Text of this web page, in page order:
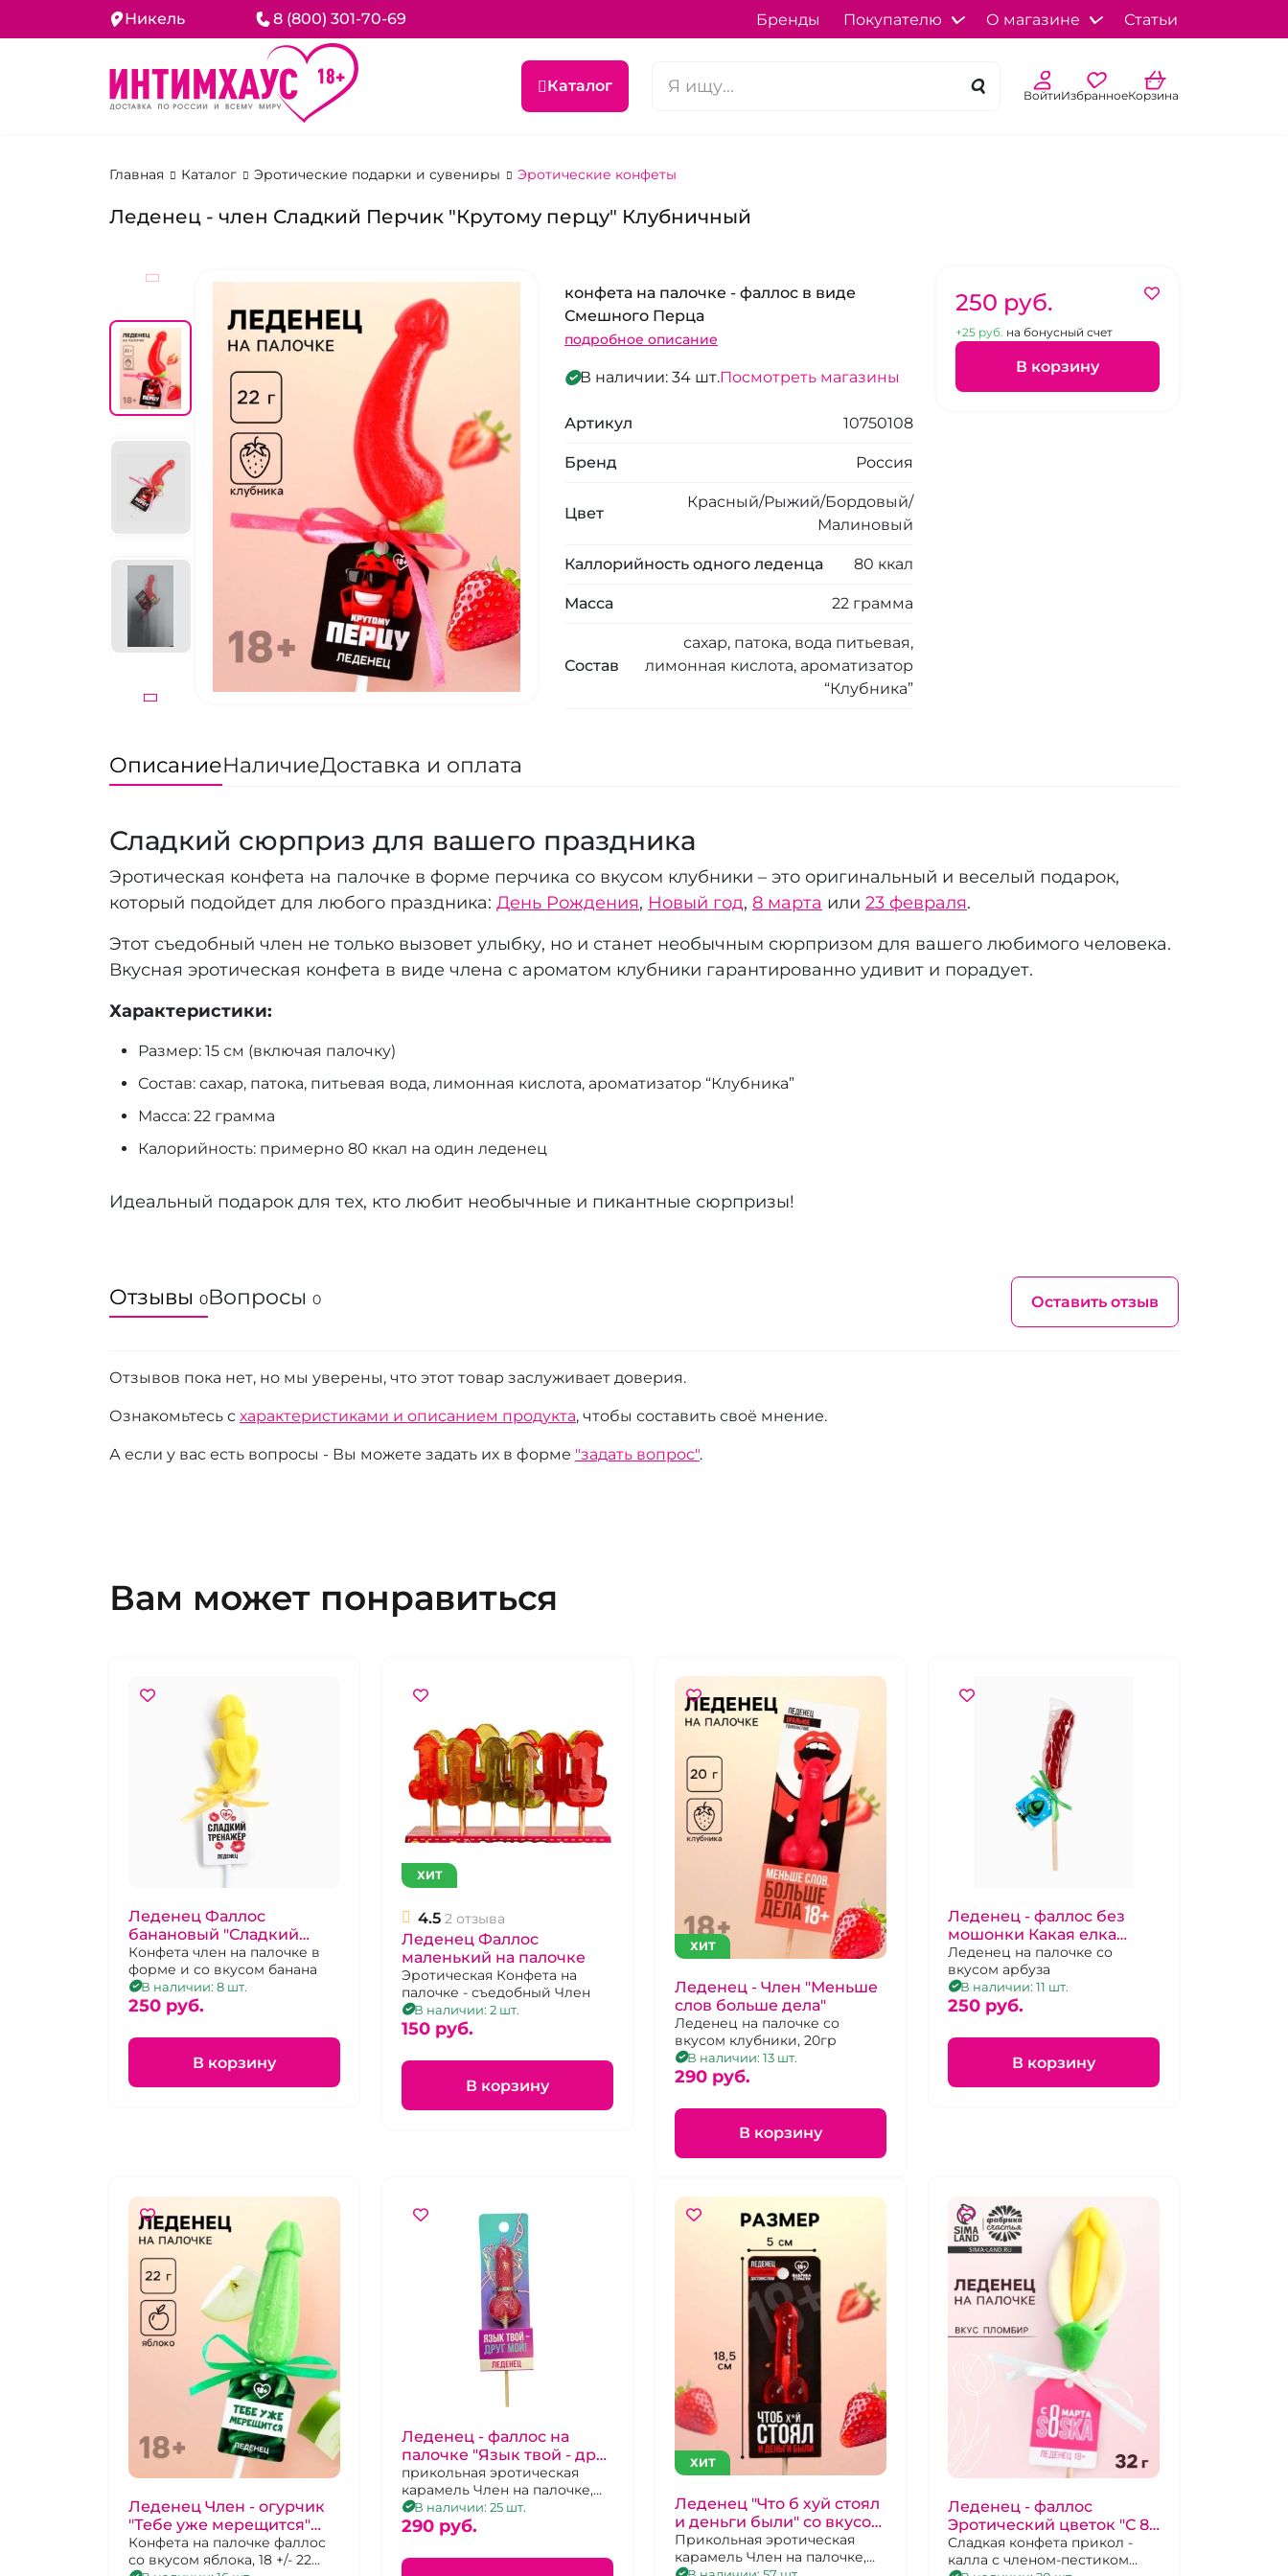
Никель 8 (800) 301-70-69 Бренды Покупателю О магазине Статьи
Каталог ВойтиИзбранноеКорзина
Главная Каталог Эротические подарки и сувениры Эротические конфеты
Леденец - член Сладкий Перчик "Крутому перцу" Клубничный
конфета на палочке - фаллос в виде
Смешного Перца
подробное описание
В наличии: 34 шт.Посмотреть магазины
Артикул 10750108
Бренд Россия
Цвет
Красный/Рыжий/Бордовый/
Малиновый
Каллорийность одного леденца 80 ккал
Масса 22 грамма
Состав
сахар, патока, вода питьевая,
лимонная кислота, ароматизатор
“Клубника”
250 pуб.
+25 pуб. на бонусный счет
В корзину
ОписаниеНаличиеДоставка и оплата
Сладкий сюрприз для вашего праздника
Эротическая конфета на палочке в форме перчика со вкусом клубники – это оригинальный и веселый подарок,
который подойдет для любого праздника: День Рождения, Новый год, 8 марта или 23 февраля.
Этот съедобный член не только вызовет улыбку, но и станет необычным сюрпризом для вашего любимого человека.
Вкусная эротическая конфета в виде члена с ароматом клубники гарантированно удивит и порадует.
Характеристики:
Размер: 15 см (включая палочку)
Состав: сахар, патока, питьевая вода, лимонная кислота, ароматизатор “Клубника”
Масса: 22 грамма
Калорийность: примерно 80 ккал на один леденец
Идеальный подарок для тех, кто любит необычные и пикантные сюрпризы!
Отзывы 0Вопросы 0 Оставить отзыв
Отзывов пока нет, но мы уверены, что этот товар заслуживает доверия.
Ознакомьтесь с характеристиками и описанием продукта, чтобы составить своё мнение.
А если у вас есть вопросы - Вы можете задать их в форме "задать вопрос".
Вам может понравиться
Леденец Фаллос
банановый "Сладкий
тренажер"
Конфета член на палочке в
форме и со вкусом банана
В наличии: 8 шт.
250 pуб.
В корзину
ХИТ
4.5 2 отзыва
Леденец Фаллос
маленький на палочке
Эротическая Конфета на
палочке - съедобный Член
В наличии: 2 шт.
150 pуб.
В корзину
ХИТ
Леденец - Член "Меньше
слов больше дела"
Леденец на палочке со
вкусом клубники, 20гр
В наличии: 13 шт.
290 pуб.
В корзину
Леденец - фаллос без
мошонки Какая елка
такой и подарок"
Леденец на палочке со
вкусом арбуза
В наличии: 11 шт.
250 pуб.
В корзину
Леденец Член - огурчик
"Тебе уже мерещится"
зеленый
Конфета на палочке фаллос
со вкусом яблока, 18 +/- 22
Леденец - фаллос на
палочке "Язык твой - друг
мой"
прикольная эротическая
карамель Член на палочке,
клубничный вкус, 20 г
В наличии: 25 шт.
290 pуб.
ХИТ
Леденец "Что б хуй стоял
и деньги были" со вкусом
клубники
Прикольная эротическая
карамель Член на палочке,
Леденец - фаллос
Эротический цветок "С 8
марта соска"
Сладкая конфета прикол -
калла с членом-пестиком